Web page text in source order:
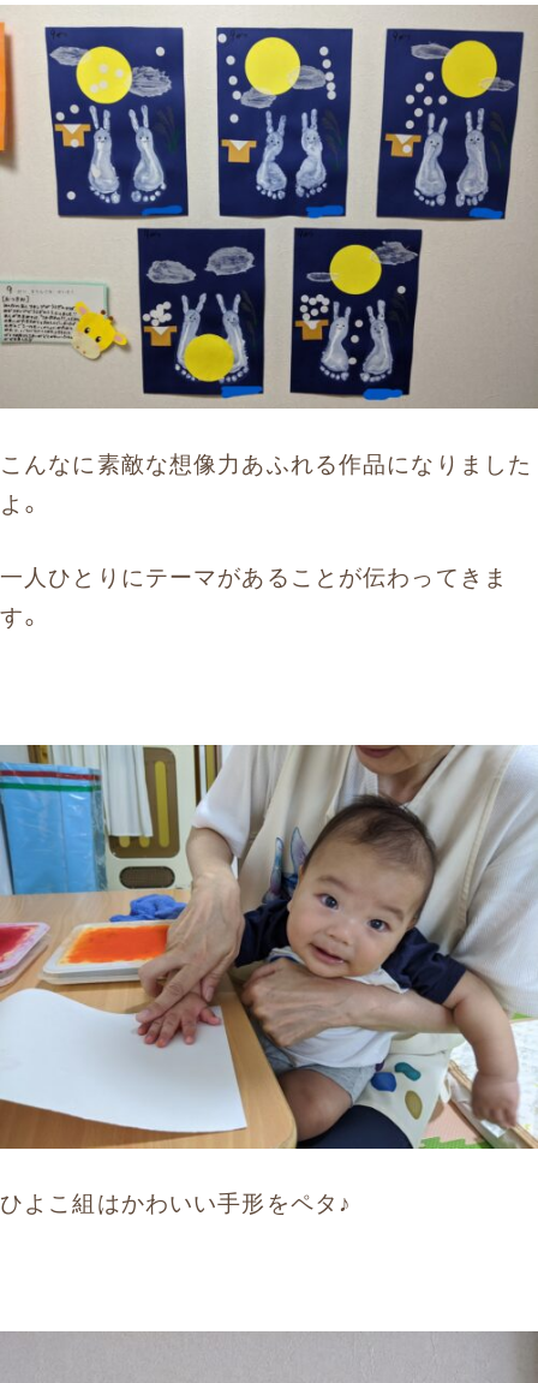
こんなに素敵な想像力あふれる作品になりました
よ。
一人ひとりにテーマがあることが伝わってきま
す。
ひよこ組はかわいい手形をペタ♪